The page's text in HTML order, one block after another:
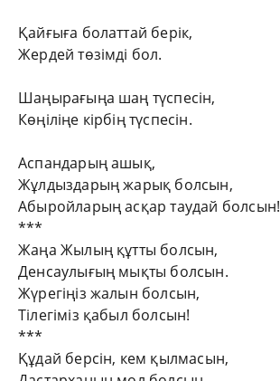
Қайғыға болаттай берік,
Жердей төзімді бол.
Шаңырағыңа шаң түспесін,
Көңіліңе кірбің түспесін.
Аспандарың ашық,
Жұлдыздарың жарық болсын,
Абыройларың асқар таудай болсын!
***
Жаңа Жылың құтты болсын,
Денсаулығың мықты болсын.
Жүрегіңіз жалын болсын,
Тілегіміз қабыл болсын!
***
Құдай берсін, кем қылмасын,